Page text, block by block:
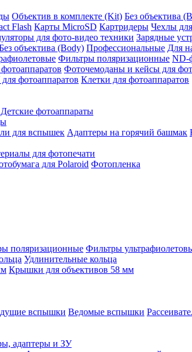
Объектив в комплекте (Kit) Без объектива
Flash Карты MicroSD Картридеры Чехлы
для фото-видео техники Зарядные
объектива (Body) Профессиональные Для
Фильтры поляризационные ND-
Фоточемоданы и кейсы для
фотоаппаратов Клетки для фотоаппаратов
Детские фотоаппараты
для вспышек Адаптеры на горячий башмак
для фотопечати
для Polaroid Фотопленка
поляризационные Фильтры
Удлинительные кольца
Крышки для объективов 58 мм
вспышки Ведомые вспышки
адаптеры и ЗУ